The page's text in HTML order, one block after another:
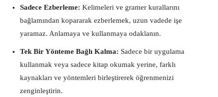
Sadece Ezberleme: Kelimeleri ve gramer kurallarını
bağlamından kopararak ezberlemek, uzun vadede işe
yaramaz. Anlamaya ve kullanmaya odaklanın.
Tek Bir Yönteme Bağlı Kalma: Sadece bir uygulama
kullanmak veya sadece kitap okumak yerine, farklı
kaynakları ve yöntemleri birleştirerek öğrenmenizi
zenginleştirin.